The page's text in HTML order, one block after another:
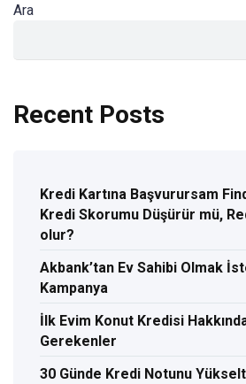
Ara
Recent Posts
Kredi Kartına Başvurursam
Kredi Skorumu Düşürür mü,
olur?
Akbank’tan Ev Sahibi Olmak
Kampanya
İlk Evim Konut Kredisi
Gerekenler
30 Günde Kredi Notunu